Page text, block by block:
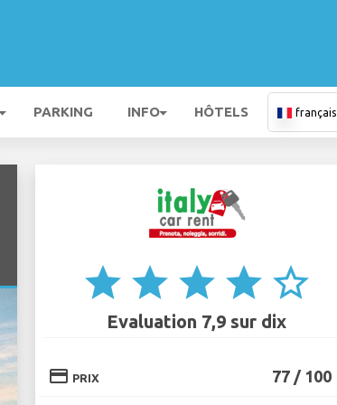
PARKING INFO HÔTELS français
star star star star star_border
Evaluation 7,9 sur dix
credit_card PRIX 77 / 100